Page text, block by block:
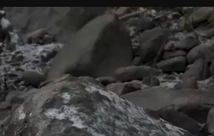
Для партнёров
Открыть приложение